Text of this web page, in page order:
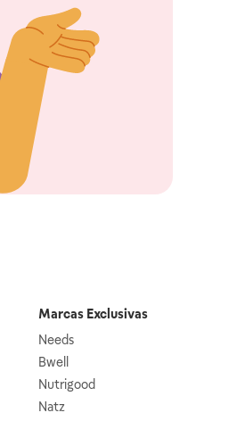
Marcas Exclusivas
Needs
Bwell
Nutrigood
Natz